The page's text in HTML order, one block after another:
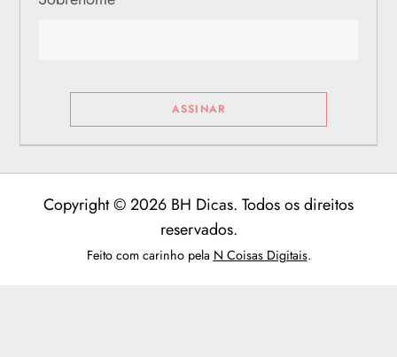
Copyright © 2026 BH Dicas. Todos os direitos
reservados.
Feito com carinho pela N Coisas Digitais.